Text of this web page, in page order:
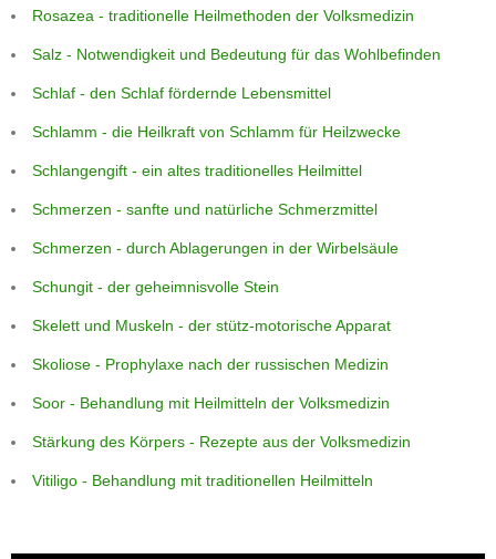
Rosazea - traditionelle Heilmethoden der Volksmedizin
Salz - Notwendigkeit und Bedeutung für das Wohlbefinden
Schlaf - den Schlaf fördernde Lebensmittel
Schlamm - die Heilkraft von Schlamm für Heilzwecke
Schlangengift - ein altes traditionelles Heilmittel
Schmerzen - sanfte und natürliche Schmerzmittel
Schmerzen - durch Ablagerungen in der Wirbelsäule
Schungit - der geheimnisvolle Stein
Skelett und Muskeln - der stütz-motorische Apparat
Skoliose - Prophylaxe nach der russischen Medizin
Soor - Behandlung mit Heilmitteln der Volksmedizin
Stärkung des Körpers - Rezepte aus der Volksmedizin
Vitiligo - Behandlung mit traditionellen Heilmitteln